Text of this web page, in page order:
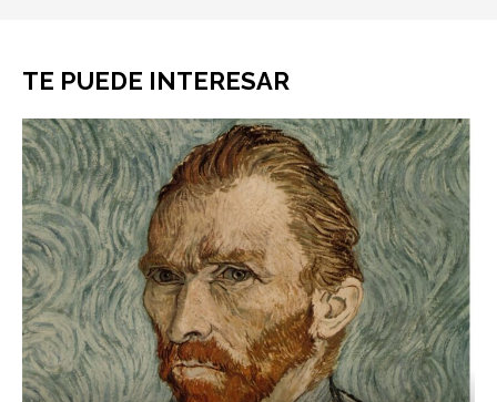
TE PUEDE INTERESAR